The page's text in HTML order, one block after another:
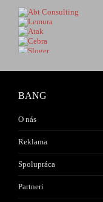
BANG
O nás
Reklama
Spolupráca
Partneri